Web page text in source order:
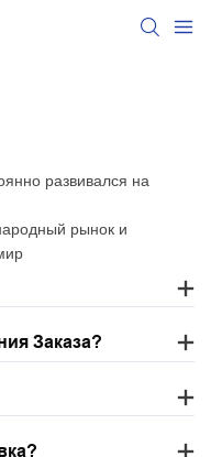
развивался на
рынок и
Заказа?